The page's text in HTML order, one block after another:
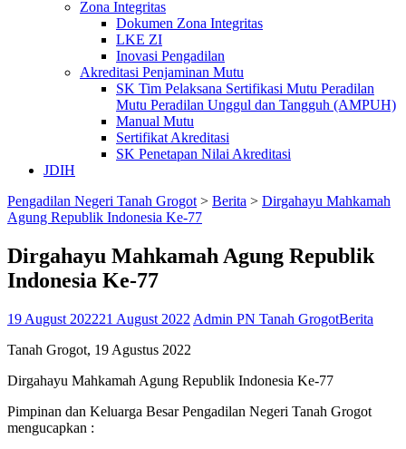
Zona Integritas
Dokumen Zona Integritas
LKE ZI
Inovasi Pengadilan
Akreditasi Penjaminan Mutu
SK Tim Pelaksana Sertifikasi Mutu Peradilan
Mutu Peradilan Unggul dan Tangguh (AMPUH)
Manual Mutu
Sertifikat Akreditasi
SK Penetapan Nilai Akreditasi
JDIH
Pengadilan Negeri Tanah Grogot > Berita > Dirgahayu Mahkamah
Agung Republik Indonesia Ke-77
Dirgahayu Mahkamah Agung Republik
Indonesia Ke-77
19 August 202221 August 2022 Admin PN Tanah GrogotBerita
Tanah Grogot, 19 Agustus 2022
Dirgahayu Mahkamah Agung Republik Indonesia Ke-77
Pimpinan dan Keluarga Besar Pengadilan Negeri Tanah Grogot
mengucapkan :